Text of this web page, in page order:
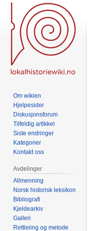
Om wikien
Hjelpesider
Diskusjonsforum
Tilfeldig artikkel
Siste endringer
Kategorier
Kontakt oss
Avdelinger
Allmenning
Norsk historisk leksikon
Bibliografi
Kjeldearkiv
Galleri
Rettleiing og metode